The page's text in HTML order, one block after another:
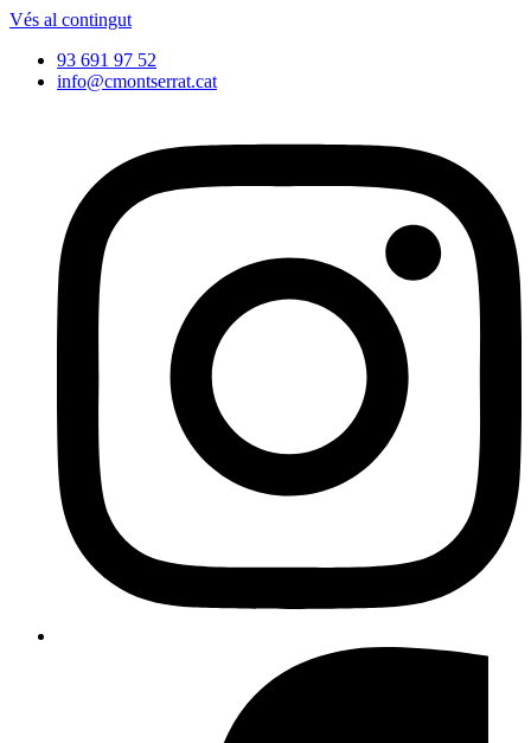
Vés al contingut
93 691 97 52
info@cmontserrat.cat